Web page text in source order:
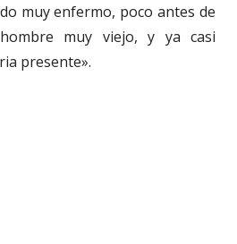
muy enfermo, poco antes de
muy viejo, y ya casi
presente».